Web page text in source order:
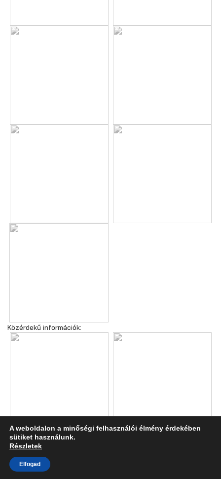
Közérdekű információk:
A weboldalon a minőségi felhasználói élmény érdekében
sütiket használunk.
Részletek
Elfogad